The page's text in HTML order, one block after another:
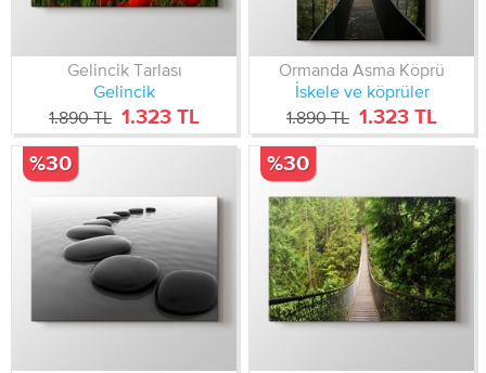
Gelincik Tarlası
Gelincik
1.890 TL 1.323 TL
Ormanda Asma Köprü
İskele ve köprüler
1.890 TL 1.323 TL
%30 %30